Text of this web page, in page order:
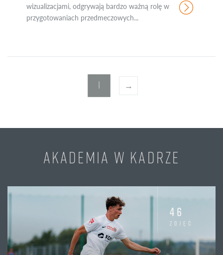
wizualizacjami, odgrywają bardzo ważną rolę w
przygotowaniach przedmeczowych...
1 →
AKADEMIA W KADRZE
46
zdjęć